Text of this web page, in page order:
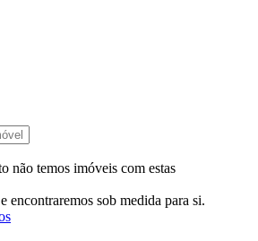
não temos imóveis com estas
encontraremos sob medida para si.